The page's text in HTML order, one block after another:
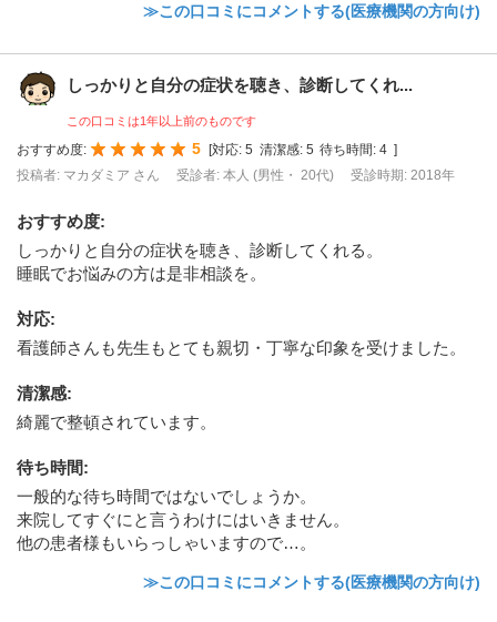
≫この口コミにコメントする(医療機関の方向け)
しっかりと自分の症状を聴き、診断してくれ...
この口コミは1年以上前のものです
おすすめ度: 5 [対応: 5 清潔感: 5 待ち時間: 4 ]
投稿者: マカダミア さん
受診者: 本人 (男性・ 20代) 受診時期: 2018年
おすすめ度:
しっかりと自分の症状を聴き、診断してくれる。
睡眠でお悩みの方は是非相談を。
対応:
看護師さんも先生もとても親切・丁寧な印象を受けました。
清潔感:
綺麗で整頓されています。
待ち時間:
一般的な待ち時間ではないでしょうか。
来院してすぐにと言うわけにはいきません。
他の患者様もいらっしゃいますので…。
≫この口コミにコメントする(医療機関の方向け)